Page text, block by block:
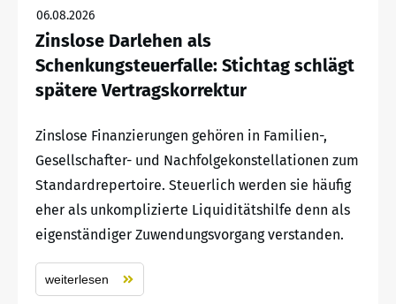
06.08.2026
Zinslose Darlehen als
Schenkungsteuerfalle: Stichtag schlägt
spätere Vertragskorrektur
Zinslose Finanzierungen gehören in Familien-,
Gesellschafter- und Nachfolgekonstellationen zum
Standardrepertoire. Steuerlich werden sie häufig
eher als unkomplizierte Liquiditätshilfe denn als
eigenständiger Zuwendungsvorgang verstanden.
weiterlesen